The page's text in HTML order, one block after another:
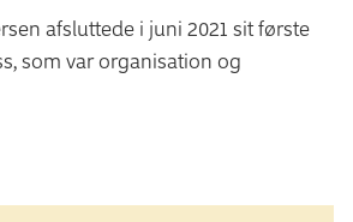
afsluttede i juni 2021 sit første
som var organisation og